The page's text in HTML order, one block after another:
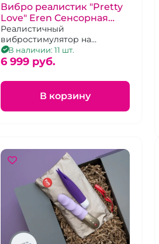
Вибро реалистик "Pretty
Love" Eren Cенсорная
технология
Реалистичный
вибростимулятор на
присоске с 5 режимами
вибрации и сенсорным
управлением
поступательных движений
В наличии: 11 шт.
6 999 pуб.
В корзину